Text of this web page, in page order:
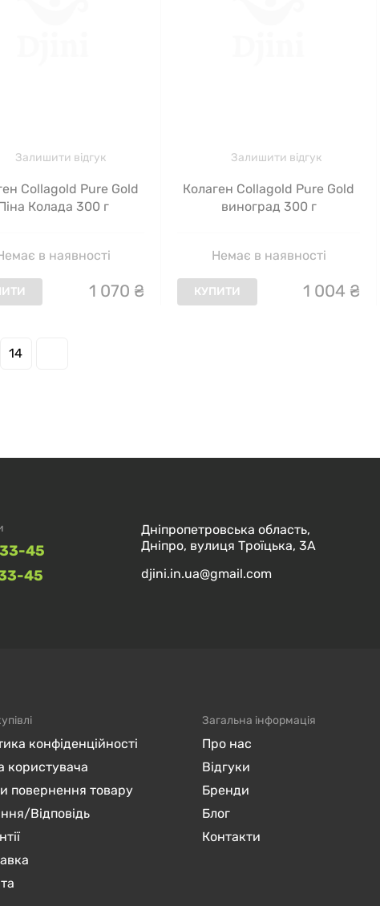
Залишити відгук
Collagold Pure Gold
Колада 300 г
в наявності
1 070 ₴
Залишити відгук
Колаген Collagold Pure Gold
виноград 300 г
Немає в наявності
КУПИТИ 1 004 ₴
14
45
45
Дніпропетровська область,
Дніпро, вулиця Троїцька, 3А
djini.in.ua@gmail.com
конфіденційності
користувача
повернення товару
Відповідь
Загальна інформація
Про нас
Відгуки
Бренди
Блог
Контакти